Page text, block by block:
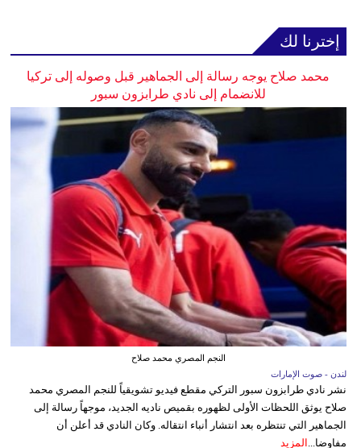
إخترنا لك
محمد صلاح يوجه رسالة إلى الجماهير قبل وصوله إلى تركيا
للانضمام إلى نادي طرابزون سبور
النجم المصري محمد صلاح
لندن - صوت الإمارات
نشر نادي طرابزون سبور التركي مقطع فيديو تشويقياً للنجم المصري محمد
صلاح يوثق اللحظات الأولى لظهوره بقميص ناديه الجديد، موجهاً رسالة إلى
الجماهير التي تنتظره بعد انتشار أنباء انتقاله. وكان النادي قد أعلن أن
مفاوضا... المزيد